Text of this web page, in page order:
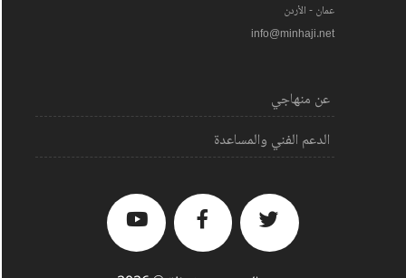
عمان - الأردن
info@minhaji.net
عن منهاجي
الدعم الفني والمساعدة